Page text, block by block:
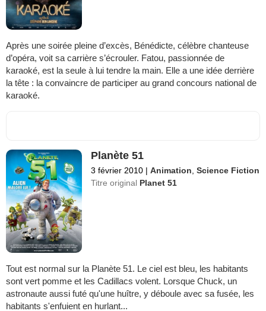
Après une soirée pleine d’excès, Bénédicte, célèbre chanteuse
d’opéra, voit sa carrière s’écrouler. Fatou, passionnée de
karaoké, est la seule à lui tendre la main. Elle a une idée derrière
la tête : la convaincre de participer au grand concours national de
karaoké.
Planète 51
3 février 2010 | Animation ,Science Fiction
Titre original Planet 51
Tout est normal sur la Planète 51. Le ciel est bleu, les habitants
sont vert pomme et les Cadillacs volent. Lorsque Chuck, un
astronaute aussi futé qu'une huître, y déboule avec sa fusée, les
habitants s'enfuient en hurlant...